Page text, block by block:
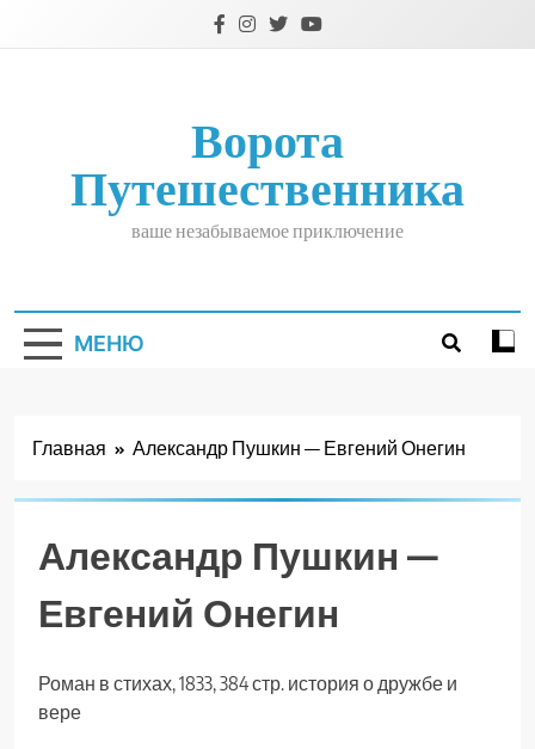
Ворота
Путешественника
ваше незабываемое приключение
МЕНЮ
Главная Александр Пушкин — Евгений Онегин
Александр Пушкин —
Евгений Онегин
Роман в стихах, 1833, 384 стр. история о дружбе и
вере